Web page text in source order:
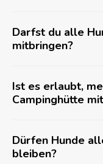
Darfst du alle
mitbringen?
Ist es erlaubt,
Campinghütte
Dürfen Hunde
bleiben?